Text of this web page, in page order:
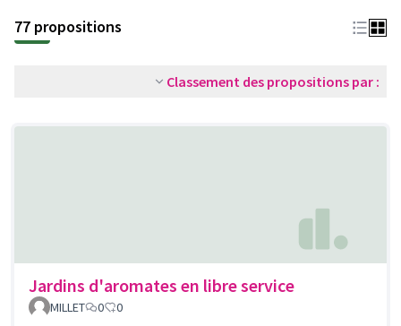
77 propositions
Classement des propositions par :
Jardins d'aromates en libre service
MILLET 0 0